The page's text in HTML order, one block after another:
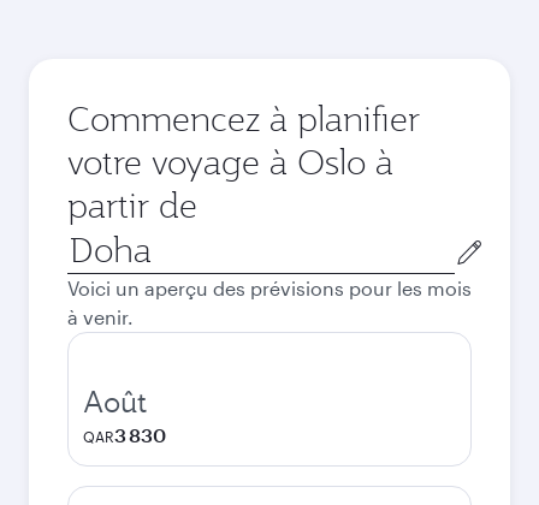
Commencez à planifier
votre voyage à Oslo à
partir de
Ville
de
départ
Voici un aperçu des prévisions pour les mois
à venir.
Août
QAR3 830